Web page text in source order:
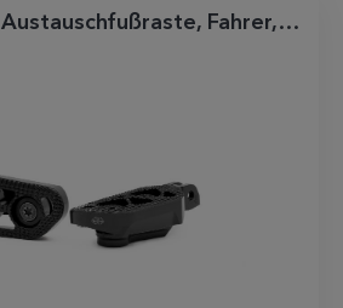
Fahrer,